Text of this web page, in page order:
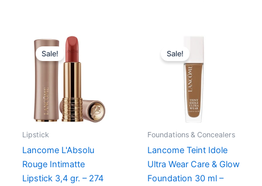
Sale!
Lipstick
Lancome L'Absolu
Rouge Intimatte
Lipstick 3,4 gr. – 274
Original
price
was:
Sale!
Foundations & Concealers
Lancome Teint Idole
Ultra Wear Care & Glow
Foundation 30 ml –
Original
was:
450,00 kr..